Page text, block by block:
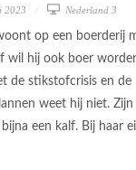
2023 Nederland 3
op een boerderij
wil hij ook boer
de stikstofcrisis en de
weet hij niet. Zijn
een kalf. Bij haar